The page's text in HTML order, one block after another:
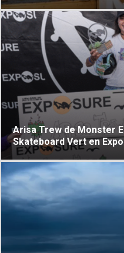
Arisa Trew de Monster
Skateboard Vert en